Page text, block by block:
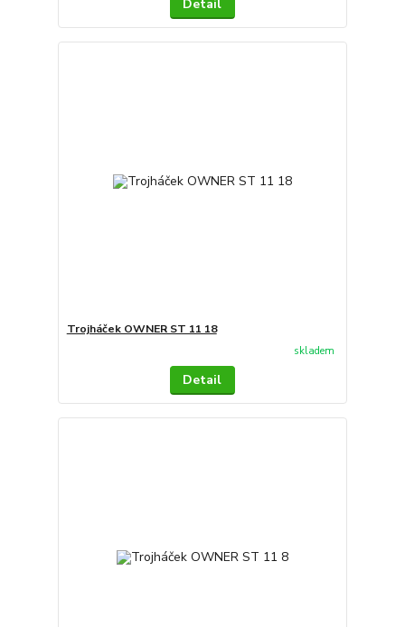
Detail
Trojháček OWNER ST 11 18
skladem
Detail